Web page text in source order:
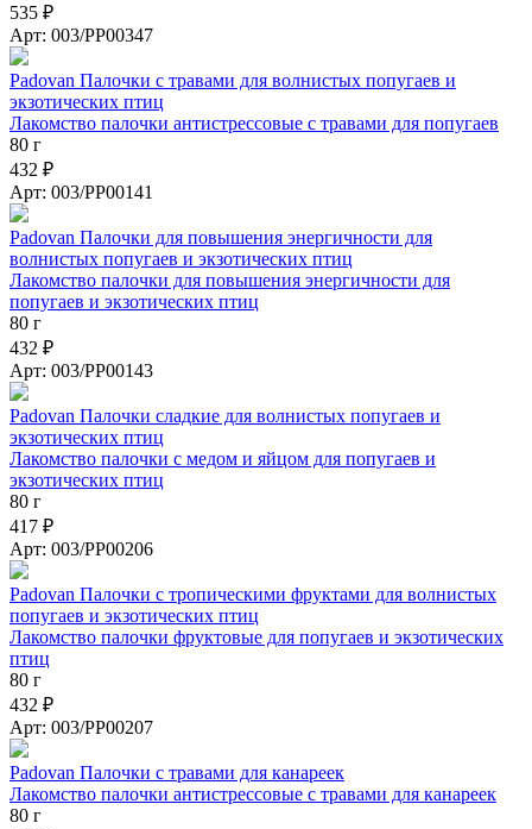
535 ₽
Арт: 003/PP00347
Padovan Палочки c травами для волнистых попугаев и
экзотических птиц
Лакомство палочки антистрессовые с травами для попугаев
80 г
432 ₽
Арт: 003/PP00141
Padovan Палочки для повышения энергичности для
волнистых попугаев и экзотических птиц
Лакомство палочки для повышения энергичности для
попугаев и экзотических птиц
80 г
432 ₽
Арт: 003/PP00143
Padovan Палочки сладкие для волнистых попугаев и
экзотических птиц
Лакомство палочки с медом и яйцом для попугаев и
экзотических птиц
80 г
417 ₽
Арт: 003/PP00206
Padovan Палочки с тропическими фруктами для волнистых
попугаев и экзотических птиц
Лакомство палочки фруктовые для попугаев и экзотических
птиц
80 г
432 ₽
Арт: 003/PP00207
Padovan Палочки c травами для канареек
Лакомство палочки антистрессовые с травами для канареек
80 г